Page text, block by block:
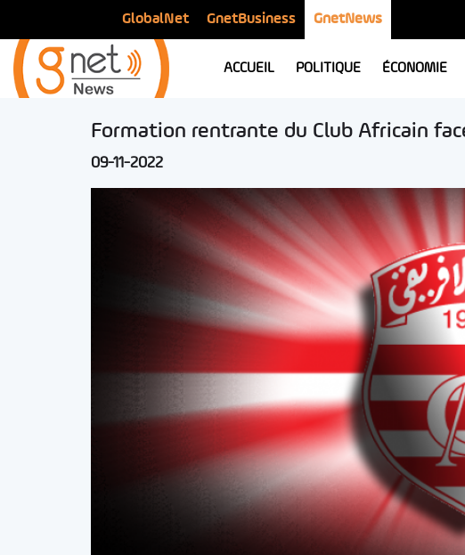
GlobalNet GnetBusiness GnetNews
ACCUEIL POLITIQUE ÉCONOMIE
Formation rentrante du Club Africain
09-11-2022